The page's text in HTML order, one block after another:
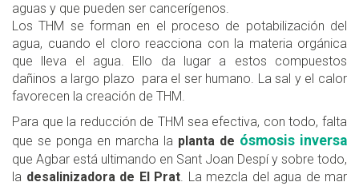
aguas y que pueden ser cancerígenos.
Los THM se forman en el proceso de potabilización del
agua, cuando el cloro reacciona con la materia orgánica
que lleva el agua. Ello da lugar a estos compuestos
dañinos a largo plazo para el ser humano. La sal y el calor
favorecen la creación de THM.
Para que la reducción de THM sea efectiva, con todo, falta
que se ponga en marcha la planta de ósmosis inversa
que Agbar está ultimando en Sant Joan Despí y sobre todo,
la desalinizadora de El Prat. La mezcla del agua de mar